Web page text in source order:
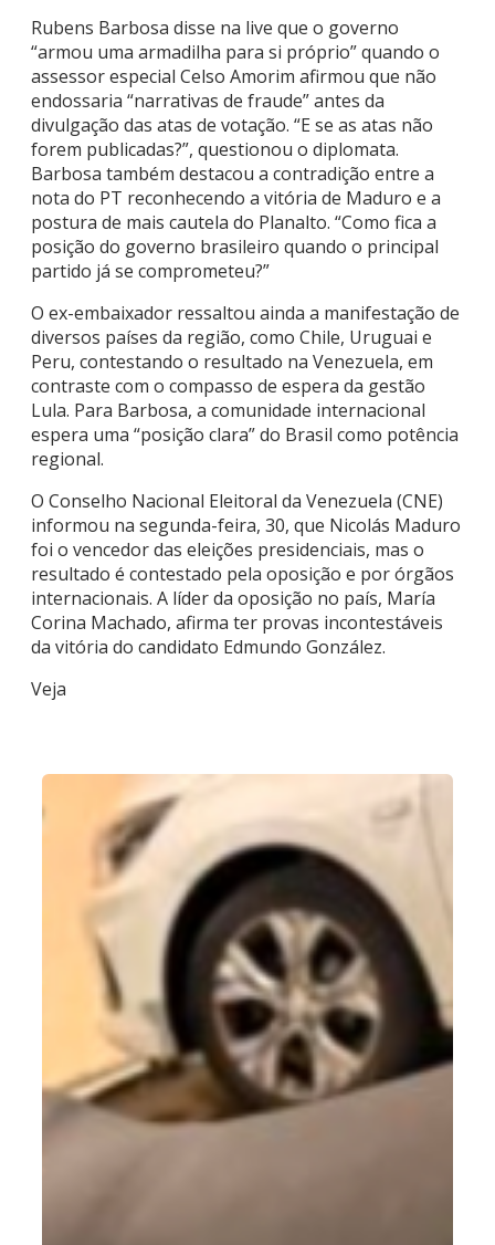
Rubens Barbosa disse na live que o governo
“armou uma armadilha para si próprio” quando o
assessor especial Celso Amorim afirmou que não
endossaria “narrativas de fraude” antes da
divulgação das atas de votação. “E se as atas não
forem publicadas?”, questionou o diplomata.
Barbosa também destacou a contradição entre a
nota do PT reconhecendo a vitória de Maduro e a
postura de mais cautela do Planalto. “Como fica a
posição do governo brasileiro quando o principal
partido já se comprometeu?”
O ex-embaixador ressaltou ainda a manifestação de
diversos países da região, como Chile, Uruguai e
Peru, contestando o resultado na Venezuela, em
contraste com o compasso de espera da gestão
Lula. Para Barbosa, a comunidade internacional
espera uma “posição clara” do Brasil como potência
regional.
O Conselho Nacional Eleitoral da Venezuela (CNE)
informou na segunda-feira, 30, que Nicolás Maduro
foi o vencedor das eleições presidenciais, mas o
resultado é contestado pela oposição e por órgãos
internacionais. A líder da oposição no país, María
Corina Machado, afirma ter provas incontestáveis
da vitória do candidato Edmundo González.
Veja